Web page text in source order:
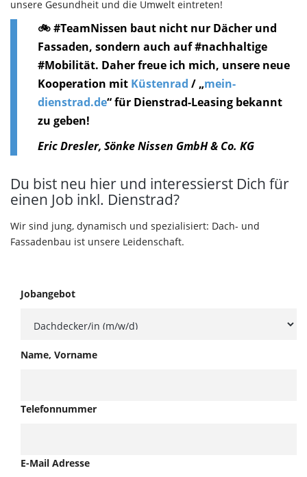
unsere Gesundheit und die Umwelt eintreten!
🚲 #TeamNissen baut nicht nur Dächer und
Fassaden, sondern auch auf #nachhaltige
#Mobilität. Daher freue ich mich, unsere neue
Kooperation mit Küstenrad / „mein-
dienstrad.de“ für Dienstrad-Leasing bekannt
zu geben!
Eric Dresler, Sönke Nissen GmbH & Co. KG
Du bist neu hier und interessierst Dich für
einen Job inkl. Dienstrad?
Wir sind jung, dynamisch und spezialisiert: Dach- und
Fassadenbau ist unsere Leidenschaft.
Jobangebot
Name, Vorname
Telefonnummer
E-Mail Adresse